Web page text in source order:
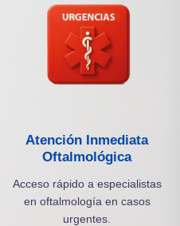
Atención Inmediata
Oftalmológica
Acceso rápido a especialistas
en oftalmología en casos
urgentes.